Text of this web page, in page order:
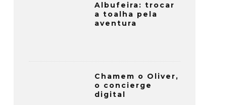
Albufeira: trocar
a toalha pela
aventura
Chamem o Oliver,
o concierge
digital